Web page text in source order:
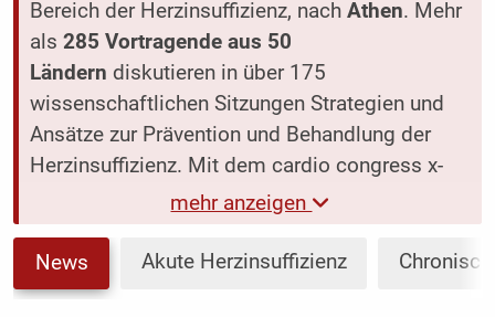
Bereich der Herzinsuffizienz, nach Athen. Mehr
als 285 Vortragende aus 50
Ländern diskutieren in über 175
wissenschaftlichen Sitzungen Strategien und
Ansätze zur Prävention und Behandlung der
Herzinsuffizienz. Mit dem cardio congress x-
press erhalten Sie eine Zusammenfassung der
Univ.-Prof. Dr. Christian Hengstenberg und
mehr anzeigen
News Akute Herzinsuffizienz